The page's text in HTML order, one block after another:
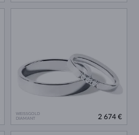
WEISSGOLD
DIAMANT
2 674 €